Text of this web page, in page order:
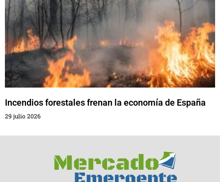
Incendios forestales frenan la economía de España
29 julio 2026